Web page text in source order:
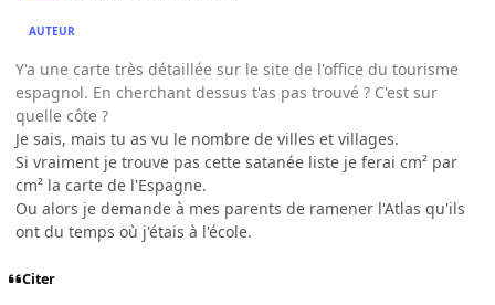
AUTEUR
Y'a une carte très détaillée sur le site de l'office du tourisme
espagnol. En cherchant dessus t'as pas trouvé ? C'est sur
quelle côte ?
Je sais, mais tu as vu le nombre de villes et villages.
Si vraiment je trouve pas cette satanée liste je ferai cm² par
cm² la carte de l'Espagne.
Ou alors je demande à mes parents de ramener l'Atlas qu'ils
ont du temps où j'étais à l'école.
Citer